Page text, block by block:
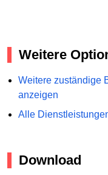
Weitere
Weitere zuständige
anzeigen
Alle
Download